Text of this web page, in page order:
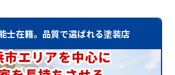
士在籍。品質で選ばれる塗装店